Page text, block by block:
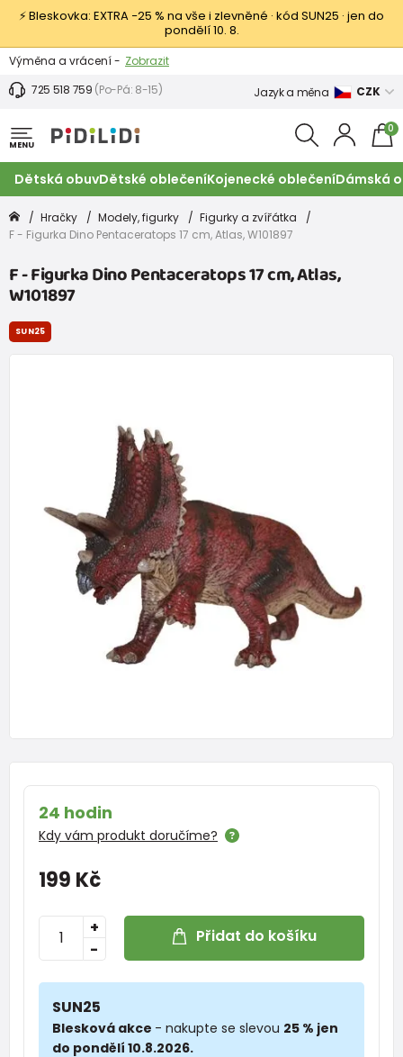
⚡ Bleskovka: EXTRA −25 % na vše i zlevněné · kód SUN25 · jen do
pondělí 10. 8.
Výměna a vrácení - Zobrazit
Sleva 100 Kč na první nákup -
725 518 759 (Po-Pá: 8-15) Jazyk a měna CZK
MENU
0
Dětská obuvDětské oblečeníKojenecké oblečeníDámská
Hračky Modely, figurky
Figurky a zvířátka
F - Figurka Dino Pentaceratops 17 cm, Atlas, W101897
F - Figurka Dino Pentaceratops 17 cm, Atlas,
W101897
24 hodin
Kdy vám produkt doručíme?
199 Kč
-
+ Přidat do košíku
SUN25
Blesková akce - nakupte se slevou 25 % jen
do pondělí 10.8.2026.
SUN25